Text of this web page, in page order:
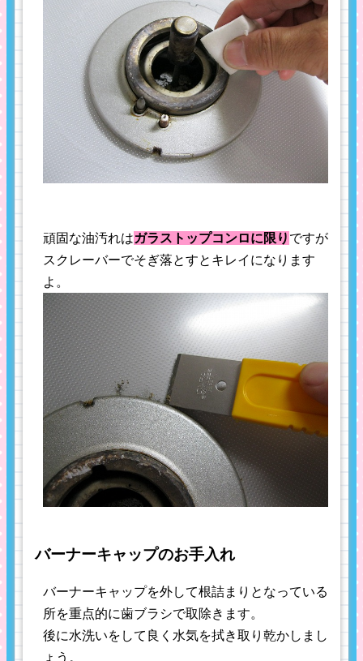
頑固な油汚れはガラストップコンロに限り ですが
スクレーバーでそぎ落とすとキレイになります
よ。
バーナーキャップのお手入れ
バーナーキャップを外して根詰まりとなっている
所を重点的に歯ブラシで取除きます。
後に水洗いをして良く水気を拭き取り乾かしまし
ょう。